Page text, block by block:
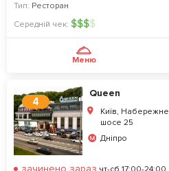
Тип: Ресторан
Середній чек: $$$$
Меню
4
Queen
Київ, Набережне
шосе 25
Дніпро
зачинено зараз